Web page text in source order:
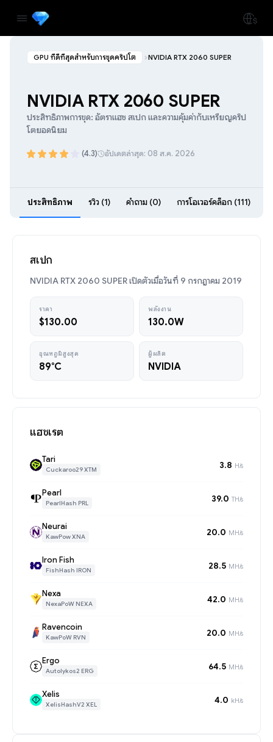
GPU ที่ดีที่สุดสำหรับการขุดคริปโต NVIDIA RTX 2060 SUPER
NVIDIA RTX 2060 SUPER
ประสิทธิภาพการขุด: อัตราแฮช สเปก และความคุ้มค่ากับเหรียญคริป
โตยอดนิยม
(4.3) อัปเดตล่าสุด: 08 ส.ค. 2026
ประสิทธิภาพ รีวิว (1) คำถาม (0) การโอเวอร์คล็อก (111)
สเปก
NVIDIA RTX 2060 SUPER เปิดตัวเมื่อวันที่ 9 กรกฎาคม 2019
ราคา
$130.00
พลังงาน
130.0W
อุณหภูมิสูงสุด
89°C
ผู้ผลิต
NVIDIA
แฮชเรต
Tari
Cuckaroo29 XTM 3.8 H/s
Pearl
PearlHash PRL 39.0 TH/s
Neurai
KawPow XNA 20.0 MH/s
Iron Fish
FishHash IRON 28.5 MH/s
Nexa
NexaPoW NEXA 42.0 MH/s
Ravencoin
KawPoW RVN 20.0 MH/s
Ergo
Autolykos2 ERG 64.5 MH/s
Xelis
XelisHashV2 XEL 4.0 kH/s